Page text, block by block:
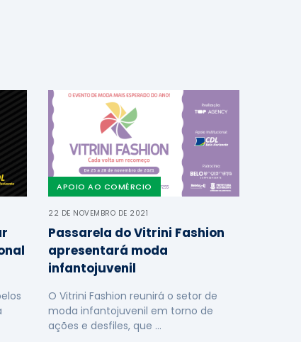
APOIO AO COMÉRCIO
22 DE NOVEMBRO DE 2021
Passarela do Vitrini Fashion
apresentará moda
infantojuvenil
O Vitrini Fashion reunirá o setor de
moda infantojuvenil em torno de
ações e desfiles, que …